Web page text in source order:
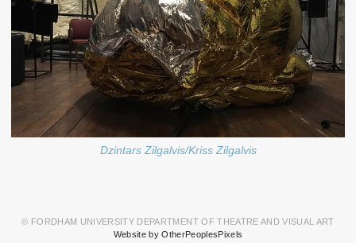
Dzintars Zilgalvis/Kriss Zilgalvis
© FORDHAM UNIVERSITY DEPARTMENT OF THEATRE AND VISUAL ART
Website by OtherPeoplesPixels